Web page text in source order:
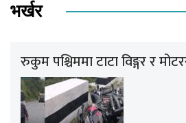
भर्खर
रुकुम पश्चिममा टाटा विङ्गर र